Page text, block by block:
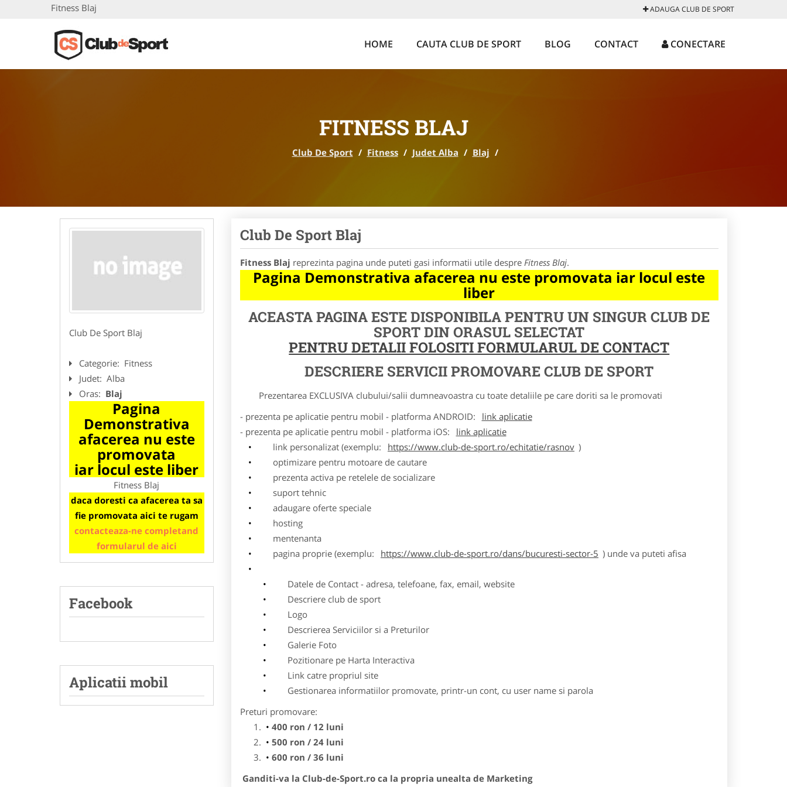
Fitness Blaj ADAUGA CLUB DE SPORT
HOME CAUTA CLUB DE SPORT BLOG CONTACT CONECTARE
FITNESS BLAJ
Club De Sport / Fitness / Judet Alba / Blaj /
Club De Sport Blaj
Categorie: Fitness
Judet: Alba
Oras: Blaj
Pagina
Demonstrativa
afacerea nu este
promovata
iar locul este liber
Fitness Blaj
daca doresti ca afacerea ta sa
fie promovata aici te rugam
contacteaza-ne completand
formularul de aici
Facebook
Aplicatii mobil
Club De Sport Blaj
Fitness Blaj reprezinta pagina unde puteti gasi informatii utile despre Fitness Blaj.
Pagina Demonstrativa afacerea nu este promovata iar locul este
liber
ACEASTA PAGINA ESTE DISPONIBILA PENTRU UN SINGUR CLUB DE
SPORT DIN ORASUL SELECTAT
PENTRU DETALII FOLOSITI FORMULARUL DE CONTACT
DESCRIERE SERVICII PROMOVARE CLUB DE SPORT
Prezentarea EXCLUSIVA clubului/salii dumneavoastra cu toate detaliile pe care doriti sa le promovati
- prezenta pe aplicatie pentru mobil - platforma ANDROID:
link aplicatie
- prezenta pe aplicatie pentru mobil - platforma iOS:
link aplicatie
link personalizat (exemplu:
https://www.club-de-sport.ro/echitatie/rasnov )
optimizare pentru motoare de cautare
prezenta activa pe retelele de socializare
suport tehnic
adaugare oferte speciale
hosting
mentenanta
pagina proprie (exemplu:
https://www.club-de-sport.ro/dans/bucuresti-sector-5 ) unde va puteti afisa
Datele de Contact - adresa, telefoane, fax, email, website
Descriere club de sport
Logo
Descrierea Serviciilor si a Preturilor
Galerie Foto
Pozitionare pe Harta Interactiva
Link catre propriul site
Gestionarea informatiilor promovate, printr-un cont, cu user name si parola
Preturi promovare:
400 ron / 12 luni
500 ron / 24 luni
600 ron / 36 luni
Ganditi-va la Club-de-Sport.ro ca la propria unealta de Marketing